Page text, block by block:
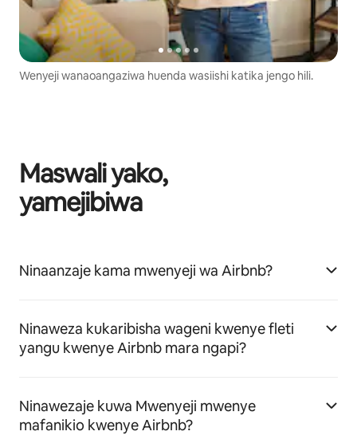
Wenyeji wanaoangaziwa huenda wasiishi katika jengo hili.
Maswali yako,
yamejibiwa
Ninaanzaje kama mwenyeji wa Airbnb?
Ninaweza kukaribisha wageni kwenye fleti
yangu kwenye Airbnb mara ngapi?
Ninawezaje kuwa Mwenyeji mwenye
mafanikio kwenye Airbnb?